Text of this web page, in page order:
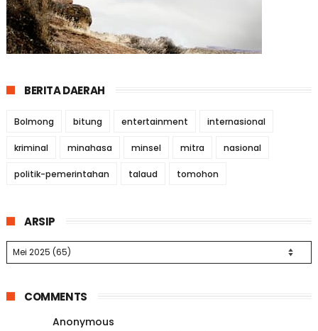
BERITA DAERAH
Bolmong bitung entertainment internasional
kriminal minahasa minsel mitra nasional
politik-pemerintahan talaud tomohon
ARSIP
COMMENTS
Anonymous